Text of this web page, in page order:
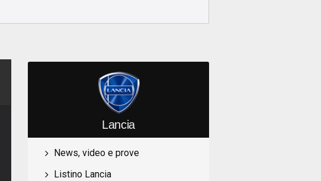
Lancia
News, video e prove
Listino Lancia